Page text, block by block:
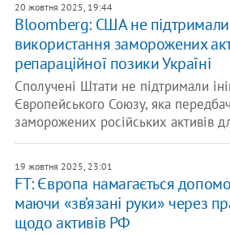
20 жовтня 2025, 19:44
Bloomberg: США не
використання заморожених
репараційної позики Україні
Сполучені Штати не підтримали
Європейського Союзу, яка
заморожених російських активів
19 жовтня 2025, 23:01
FT: Європа намагається
маючи «зв’язані руки» через
щодо активів РФ